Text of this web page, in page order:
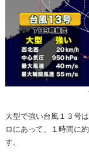
大型で強い台風１３号
ロにあって、１時間に
す。